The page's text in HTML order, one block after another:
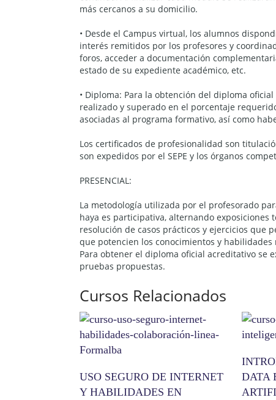
más cercanos a su domicilio.
• Desde el Campus virtual, los alumnos
interés remitidos por los profesores y
foros, acceder a documentación
estado de su expediente académico, etc.
• Diploma: Para la obtención del diploma
realizado y superado en el porcentaje
asociadas al programa formativo, así como
Los certificados de profesionalidad son
son expedidos por el SEPE y los órganos
PRESENCIAL:
La metodología utilizada por el profesorado
haya es participativa, alternando exposiciones
resolución de casos prácticos y ejercicios que
que potencien los conocimientos y
Para obtener el diploma oficial acreditativo se
pruebas propuestas.
Cursos Relacionados
USO SEGURO DE INTERNET
Y HABILIDADES EN
DATA